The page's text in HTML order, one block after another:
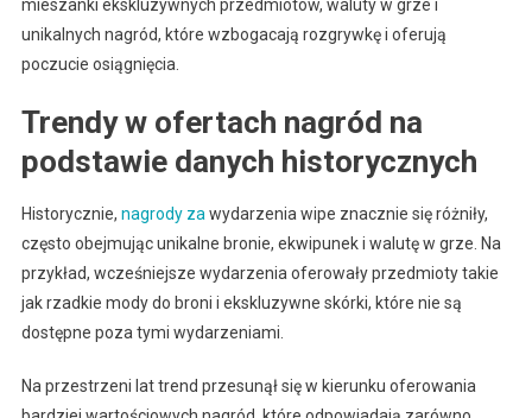
mieszanki ekskluzywnych przedmiotów, waluty w grze i
unikalnych nagród, które wzbogacają rozgrywkę i oferują
poczucie osiągnięcia.
Trendy w ofertach nagród na
podstawie danych historycznych
Historycznie, nagrody zawydarzenia wipe znacznie się różniły,
często obejmując unikalne bronie, ekwipunek i walutę w grze. Na
przykład, wcześniejsze wydarzenia oferowały przedmioty takie
jak rzadkie mody do broni i ekskluzywne skórki, które nie są
dostępne poza tymi wydarzeniami.
Na przestrzeni lat trend przesunął się w kierunku oferowania